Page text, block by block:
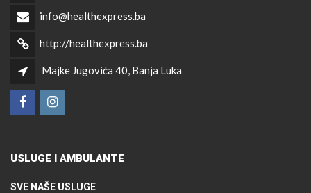
info@healthexpress.ba
http://healthexpress.ba
Majke Jugovića 40, Banja Luka
USLUGE I AMBULANTE
SVE NAŠE USLUGE